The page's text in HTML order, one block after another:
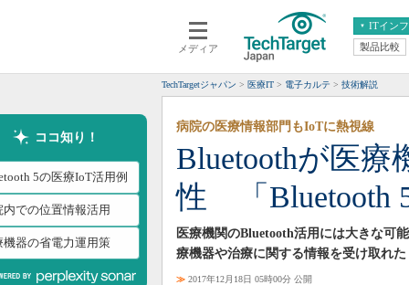
メディア
ITイン
クラウド
スマートモバイル
ネットワーク
システム運用管理
エンタープライ
ERP
CX
情報系システム
製品比較
TechTargetジャパン 医療IT 電子カルテ 技術解説
ココ知り！
5の医療IoT活用例
内での位置情報活用
機器の省電力運用策
Bluetoothが医
性 「Bluetooth
病院の医療情報部門もIoTに熱視線
医療機関のBluetooth活用には大きな可
療機器や治療に関する情報を受け取れ
≫ 2017年12月18日 05時00分 公開